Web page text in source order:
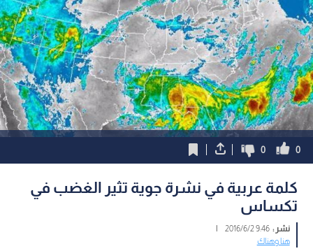
0
0
كلمة عربية في نشرة جوية تثير الغضب في
تكساس
نشر :9:46 2016/6/2
|
هنا وهناك